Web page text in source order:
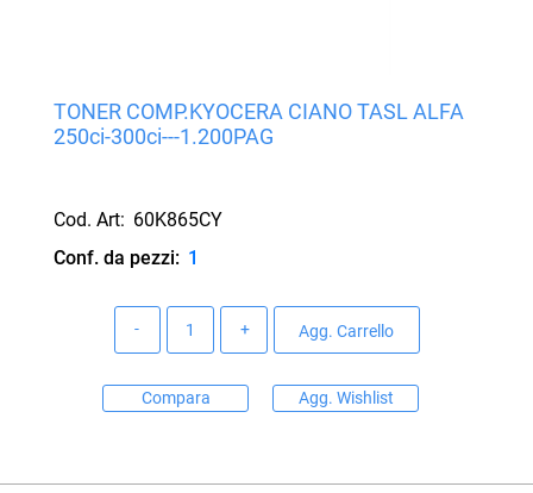
TONER COMP.KYOCERA CIANO TASL ALFA
250ci-300ci---1.200PAG
Cod. Art: 60K865CY
Conf. da pezzi: 1
Agg. Carrello
Compara Agg. Wishlist